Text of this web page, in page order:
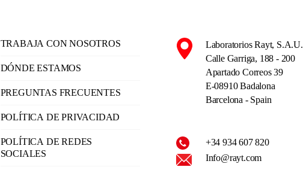
TRABAJA CON NOSOTROS
DÓNDE ESTAMOS
PREGUNTAS FRECUENTES
POLÍTICA DE PRIVACIDAD
POLÍTICA DE REDES
SOCIALES
Laboratorios Rayt, S.A.U.
Calle Garriga, 188 - 200
Apartado Correos 39
E-08910 Badalona
Barcelona - Spain
+34 934 607 820
Info@rayt.com